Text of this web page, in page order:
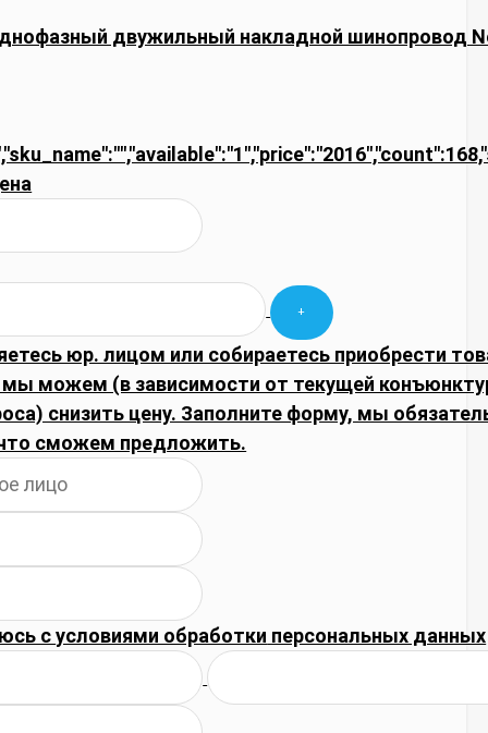
двужильный накладной шинопровод
юр. лицом или собираетесь приобрести
мы можем (в зависимости от текущей
снизить цену. Заполните форму, мы
сможем предложить.
сусловиями обработки персональных данных